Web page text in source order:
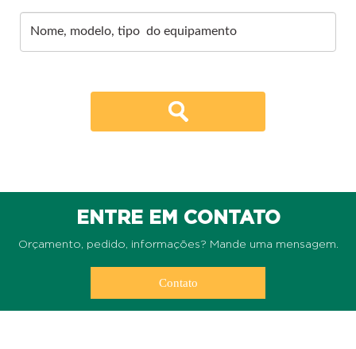
ENTRE EM CONTATO
Orçamento, pedido, informações? Mande uma mensagem.
Contato